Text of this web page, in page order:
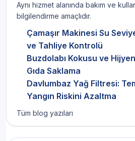
Aynı hizmet alanında bakım ve
bilgilendirme amaçlıdır.
Çamaşır Makinesi Su
ve Tahliye Kontrolü
Buzdolabı Kokusu ve
Gıda Saklama
Davlumbaz Yağ Filtresi:
Yangın Riskini Azaltma
Tüm blog yazıları